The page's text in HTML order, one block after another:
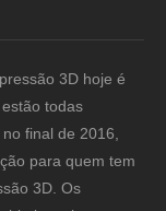
3D hoje é
todas
final de 2016,
para quem tem
3D. Os